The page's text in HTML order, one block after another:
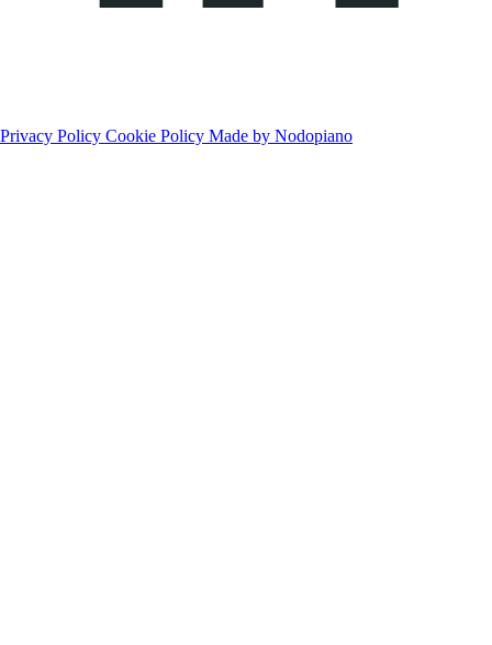
Privacy Policy Cookie Policy Made by Nodopiano